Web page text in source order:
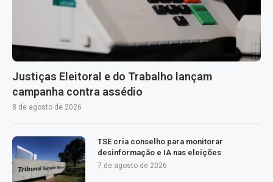
Justiças Eleitoral e do Trabalho lançam
campanha contra assédio
8 de agosto de 2026
TSE cria conselho para monitorar
desinformação e IA nas eleições
7 de agosto de 2026